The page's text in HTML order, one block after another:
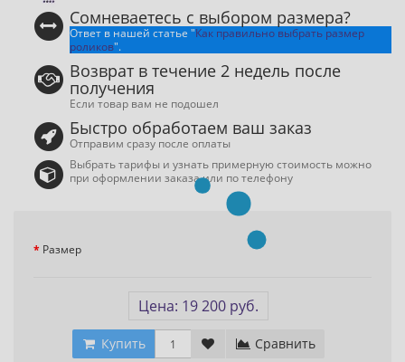
Сомневаетесь с выбором размера?
Ответ в нашей статье "Как правильно выбрать размер
роликов".
Возврат в течение 2 недель после
получения
Если товар вам не подошел
Быстро обработаем ваш заказ
Отправим сразу после оплаты
Выбрать тарифы и узнать примерную стоимость можно
при оформлении заказа или по телефону
Размер
Цена: 19 200 руб.
Купить Сравнить